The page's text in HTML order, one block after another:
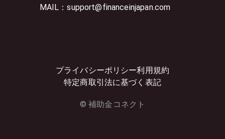
MAIL：support@financeinjapan.com
プライバシーポリシー利用規約
特定商取引法に基づく表記
© 補助金コネクト